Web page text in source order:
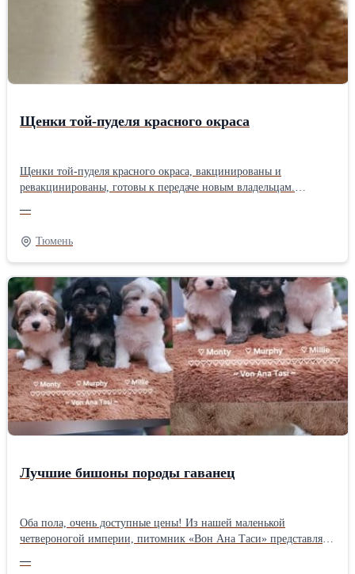
Щенки той-пуделя красного окраса
Щенки той-пуделя красного окраса, вакцинированы и
ревакцинированы, готовы к передаче новым владельцам.
При передаче будут чипированы. За всей информацией
обращайтесь: Ольга +381695258008 Нови-Сад, Сербия
—
Тюмень
Лучшие бишоны породы гаванец
Оба пола, очень доступные цены! Из нашей маленькой
четвероногой империи, питомник «Вон Ана Таси» представляет
возраст 2,5 месяца. Суки: Маргарет, Майя и Миа Кобылы:
—